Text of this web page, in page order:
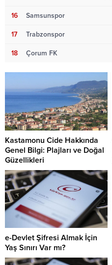
16 Samsunspor
17 Trabzonspor
18 Çorum FK
Kastamonu Cide Hakkında
Genel Bilgi: Plajları ve Doğal
Güzellikleri
e-Devlet Şifresi Almak İçin
Yaş Sınırı Var mı?